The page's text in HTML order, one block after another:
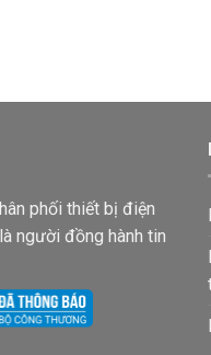
phối thiết bị điện
người đồng hành tin